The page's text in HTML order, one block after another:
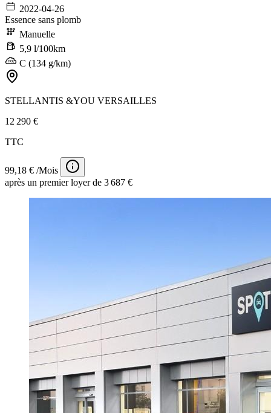
2022-04-26
Essence sans plomb
Manuelle
5,9 l/100km
C (134 g/km)
STELLANTIS &YOU VERSAILLES
12 290 €
TTC
99,18 € /Mois
après un premier loyer de 3 687 €